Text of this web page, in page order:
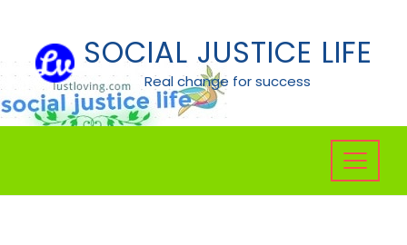
content
SOCIAL JUSTICE LIFE
Real change for success